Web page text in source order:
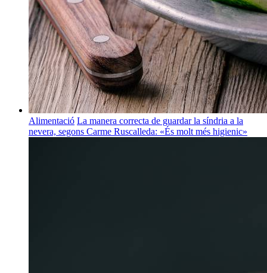
Alimentació La manera correcta de guardar la síndria a la
nevera, segons Carme Ruscalleda: «És molt més higienic»